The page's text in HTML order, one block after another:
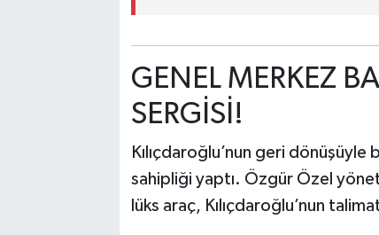
GENEL MERKEZ
SERGİSİ!
Kılıçdaroğlu’nun geri
sahipliği yaptı. Özgür Özel
lüks araç, Kılıçdaroğlu’nun